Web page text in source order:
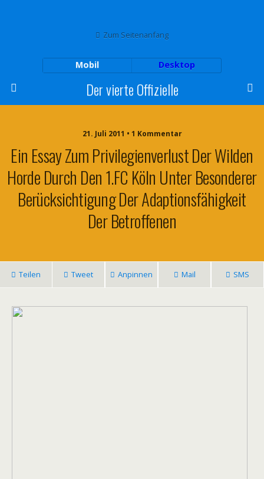
Zum Seitenanfang
Mobil Desktop
Der vierte Offizielle
21. Juli 2011 • 1 Kommentar
Ein Essay Zum Privilegienverlust Der Wilden
Horde Durch Den 1.FC Köln Unter Besonderer
Berücksichtigung Der Adaptionsfähigkeit
Der Betroffenen
Teilen Tweet Anpinnen Mail SMS